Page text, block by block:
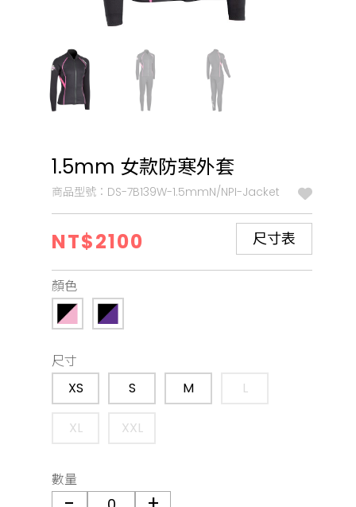
1.5mm 女款防寒外套
商品型號：DS-7B139W-1.5mmN/NPI-Jacket
NT$2100 尺寸表
顏色
尺寸
XS
S M L
XL XXL
數量